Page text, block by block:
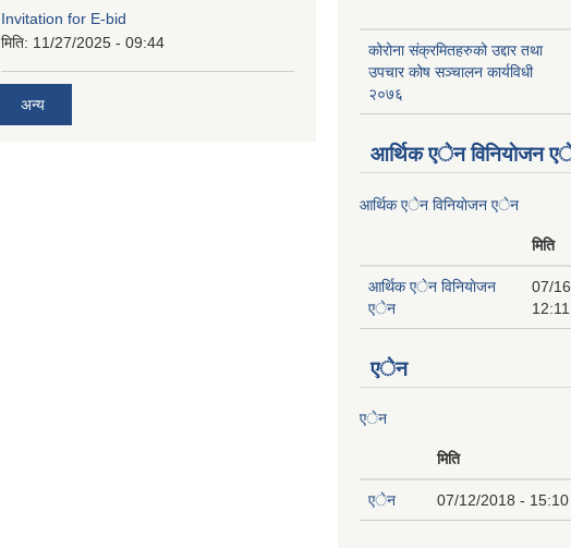
Invitation for E-bid
मिति: 11/27/2025 - 09:44
अन्य
कोरोना संक्रमितहरुको उद्दार तथा
उपचार कोष सञ्चालन कार्यविधी
२०७६
आर्थिक एेन विनियाेजन
आर्थिक एेन विनियाेजन एेन
मिति
आर्थिक एेन विनियाेजन
एेन
07/
12:11
एेन
एेन
मिति
एेन 07/12/2018 - 15:10